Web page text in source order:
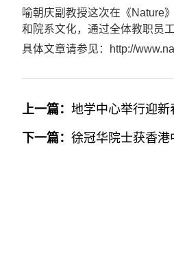
喻朝庆副教授这次在《Nature
和院系文化，通过全体教职员
具体文章请参见：http://
上一篇： 地学中心举行迎新
下一篇： 徐冠华院士获香